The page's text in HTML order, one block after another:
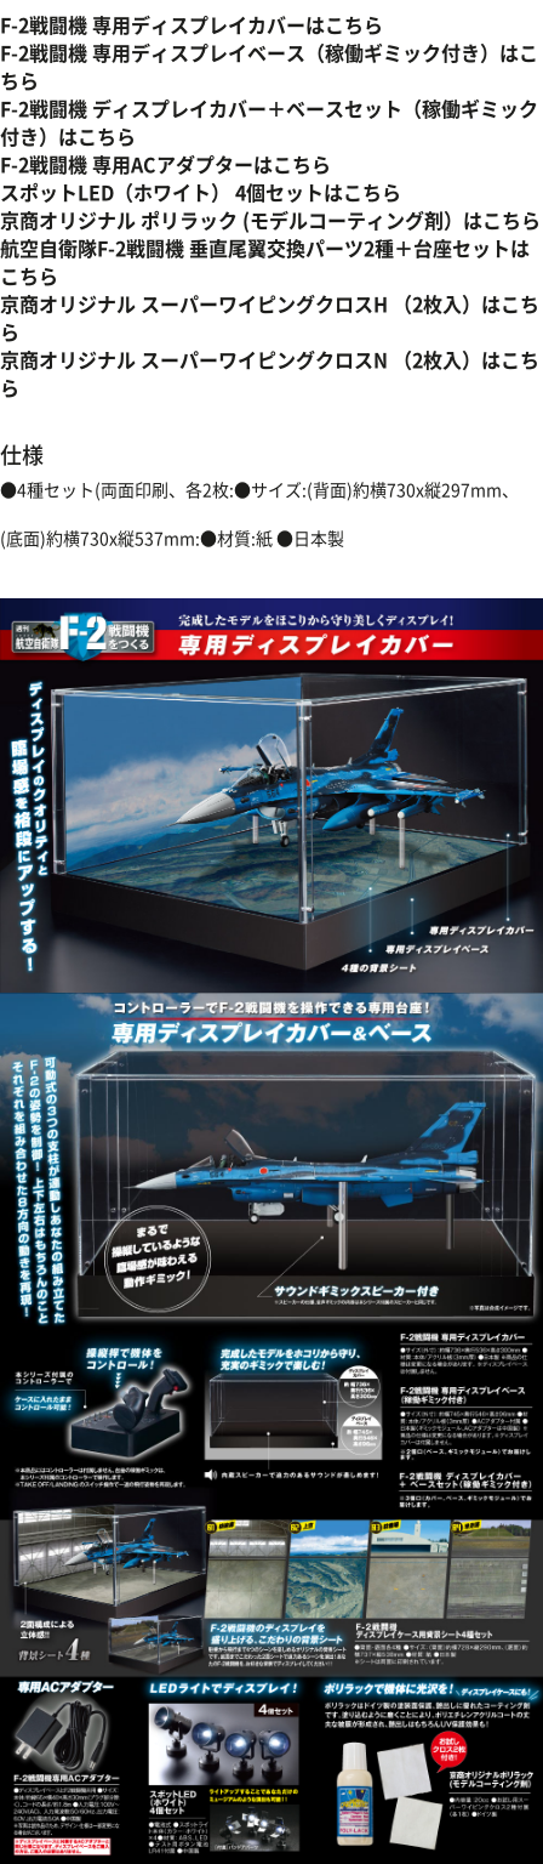
F-2戦闘機 専用ディスプレイカバーはこちら
F-2戦闘機 専用ディスプレイベース（稼働ギミック付き）はこ
ちら
F-2戦闘機 ディスプレイカバー＋ベースセット（稼働ギミック
付き）はこちら
F-2戦闘機 専用ACアダプターはこちら
スポットLED（ホワイト） 4個セットはこちら
京商オリジナル ポリラック (モデルコーティング剤）はこちら
航空自衛隊F-2戦闘機 垂直尾翼交換パーツ2種＋台座セットは
こちら
京商オリジナル スーパーワイピングクロスH （2枚入）はこち
ら
京商オリジナル スーパーワイピングクロスN （2枚入）はこち
ら
仕様
●4種セット(両面印刷、各2枚:●サイズ:(背面)約横730x縦297mm、
(底面)約横730x縦537mm:●材質:紙 ●日本製